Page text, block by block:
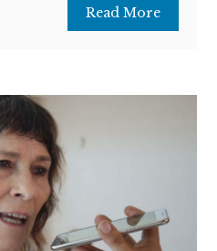
Read More